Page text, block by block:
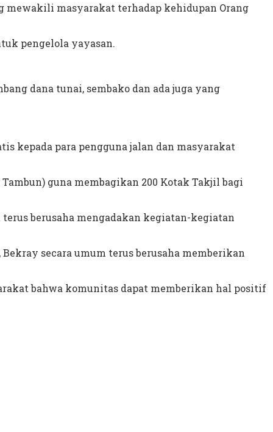
mewakili masyarakat terhadap kehidupan Orang
pengelola yayasan.
dana tunai, sembako dan ada juga yang
kepada para pengguna jalan dan masyarakat
guna membagikan 200 Kotak Takjil bagi
berusaha mengadakan kegiatan-kegiatan
secara umum terus berusaha memberikan
bahwa komunitas dapat memberikan hal positif